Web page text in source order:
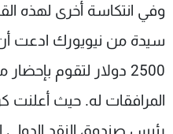
وفي انتكاسة أخرى لهذه
سيدة من نيويورك ادعت
2500 دولار لتقوم